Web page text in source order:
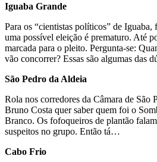
Iguaba Grande
Para os “cientistas políticos” de
uma possível eleição é prematuro. Até
marcada para o pleito. Pergunta-se:
vão concorrer? Essas são algumas das
São Pedro da Aldeia
Rola nos corredores da Câmara de São
Bruno Costa quer saber quem foi o
Branco. Os fofoqueiros de plantão
suspeitos no grupo. Então tá…
Cabo Frio